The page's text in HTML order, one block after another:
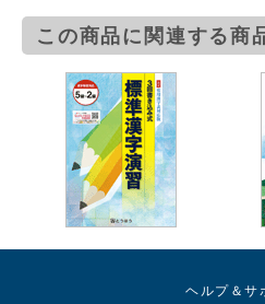
この商品に関連する商
ヘルプ＆サ